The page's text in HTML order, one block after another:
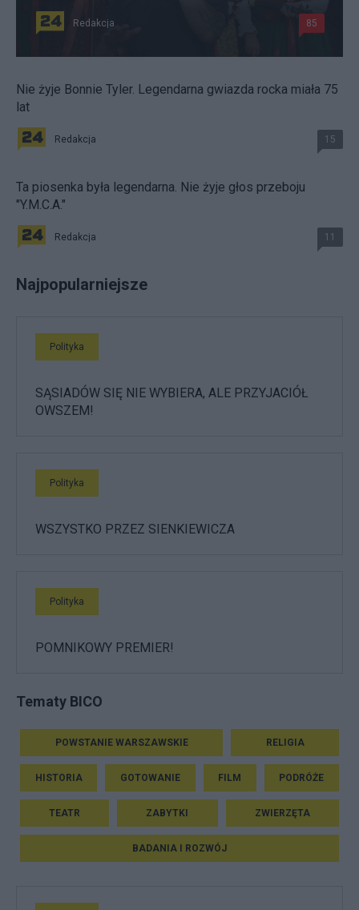
Redakcja 85
Nie żyje Bonnie Tyler. Legendarna gwiazda rocka miała 75
lat
Redakcja 15
Ta piosenka była legendarna. Nie żyje głos przeboju
"Y.M.C.A."
Redakcja 11
Najpopularniejsze
Polityka
SĄSIADÓW SIĘ NIE WYBIERA, ALE PRZYJACIÓŁ
OWSZEM!
Polityka
WSZYSTKO PRZEZ SIENKIEWICZA
Polityka
POMNIKOWY PREMIER!
Tematy BICO
POWSTANIE WARSZAWSKIE RELIGIA
HISTORIA GOTOWANIE FILM PODRÓŻE
TEATR ZABYTKI ZWIERZĘTA
BADANIA I ROZWÓJ